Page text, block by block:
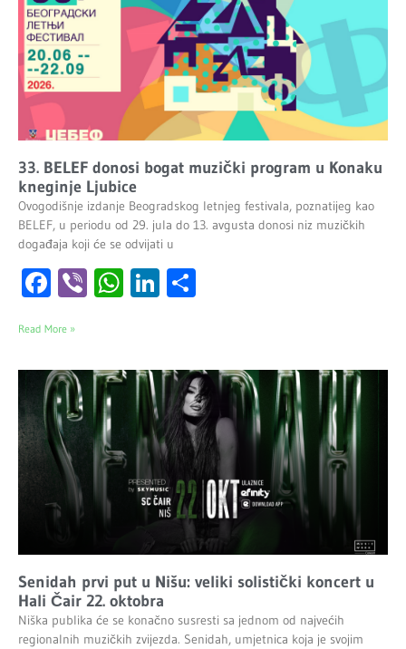
33. BELEF donosi bogat muzički program u Konaku
kneginje Ljubice
Ovogodišnje izdanje Beogradskog letnjeg festivala, poznatijeg kao
BELEF, u periodu od 29. jula do 13. avgusta donosi niz muzičkih
događaja koji će se odvijati u
Facebook
ViberWhatsApp
LinkedIn
Read More »
Senidah prvi put u Nišu: veliki solistički koncert u
Hali Čair 22. oktobra
Niška publika će se konačno susresti sa jednom od najvećih
regionalnih muzičkih zvijezda. Senidah, umjetnica koja je svojim